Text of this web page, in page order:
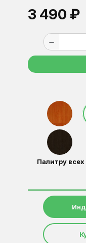
3 490 ₽
remove
Палитру